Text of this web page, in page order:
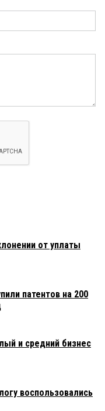
от уплаты
патентов на 200
и средний бизнес
воспользовались